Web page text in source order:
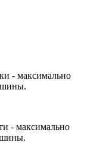
- максимально
шины.
- максимально
шины.